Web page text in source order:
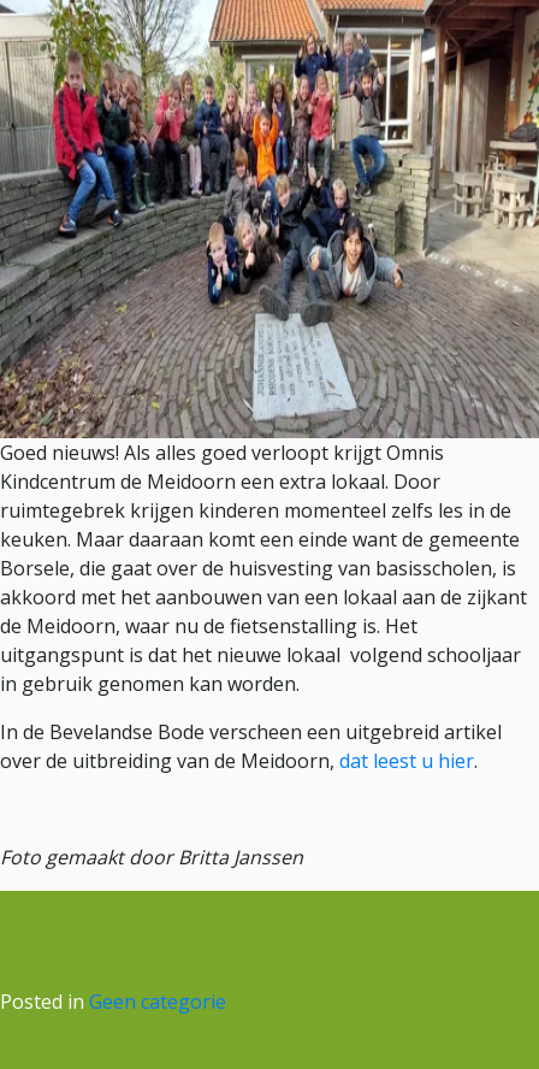
Goed nieuws! Als alles goed verloopt krijgt Omnis
Kindcentrum de Meidoorn een extra lokaal. Door
ruimtegebrek krijgen kinderen momenteel zelfs les in de
keuken. Maar daaraan komt een einde want de gemeente
Borsele, die gaat over de huisvesting van basisscholen, is
akkoord met het aanbouwen van een lokaal aan de zijkant
de Meidoorn, waar nu de fietsenstalling is. Het
uitgangspunt is dat het nieuwe lokaal volgend schooljaar
in gebruik genomen kan worden.
In de Bevelandse Bode verscheen een uitgebreid artikel
over de uitbreiding van de Meidoorn, dat leest u hier.
Foto gemaakt door Britta Janssen
Posted in Geen categorie